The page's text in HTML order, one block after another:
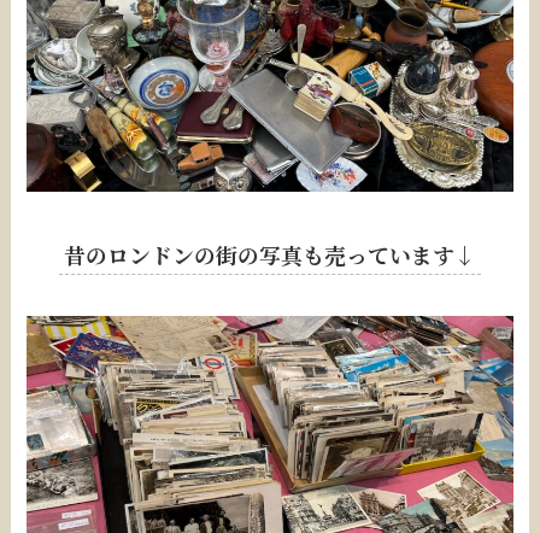
昔のロンドンの街の写真も売っています↓